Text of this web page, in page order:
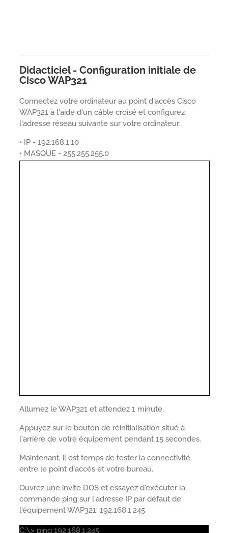
Didacticiel - Configuration initiale de
Cisco WAP321
Connectez votre ordinateur au point d'accès Cisco
WAP321 à l'aide d'un câble croisé et configurez
l'adresse réseau suivante sur votre ordinateur:
• IP - 192.168.1.10
• MASQUE - 255.255.255.0
Allumez le WAP321 et attendez 1 minute.
Appuyez sur le bouton de réinitialisation situé à
l'arrière de votre équipement pendant 15 secondes.
Maintenant, il est temps de tester la connectivité
entre le point d'accès et votre bureau.
Ouvrez une invite DOS et essayez d'exécuter la
commande ping sur l'adresse IP par défaut de
l'équipement WAP321: 192.168.1.245
C:\> ping 192.168.1.245